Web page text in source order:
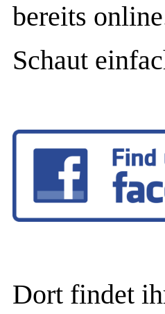
bereits
Schaut
Dort findet